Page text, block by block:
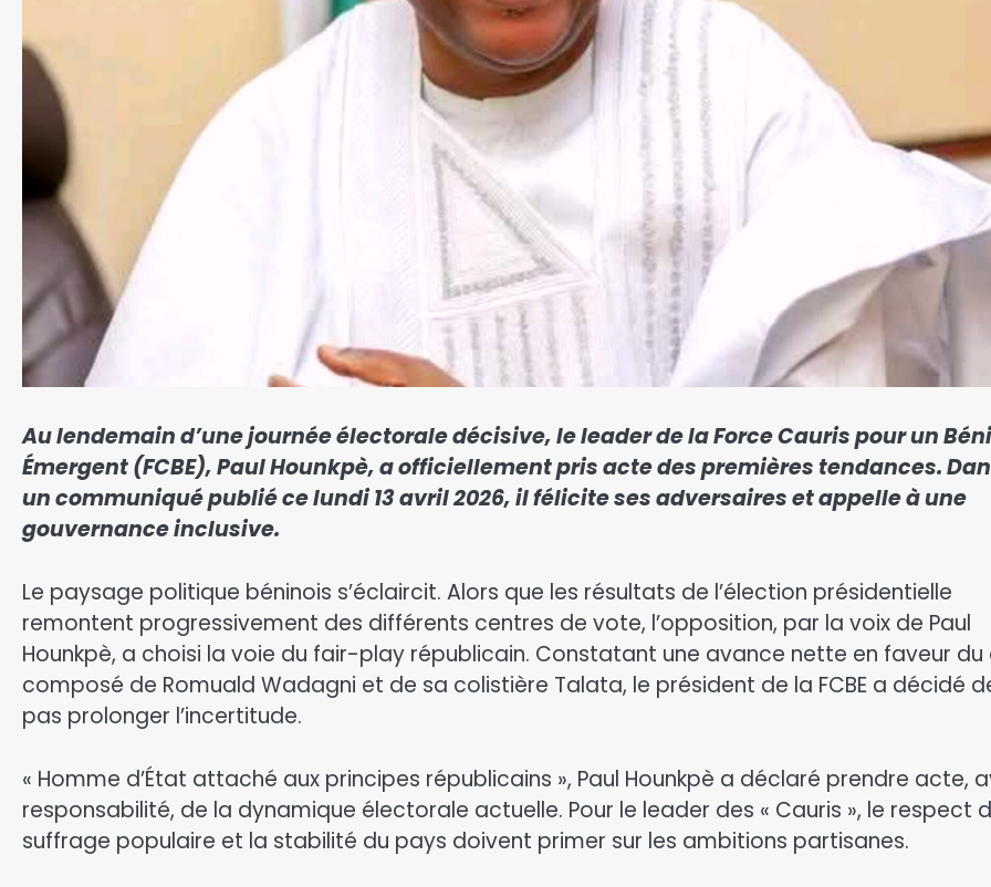
Au lendemain d’une journée électorale décisive, le leader de la Force Cauris pour un
Émergent (FCBE), Paul Hounkpè, a officiellement pris acte des premières tendances.
un communiqué publié ce lundi 13 avril 2026, il félicite ses adversaires et appelle à une
gouvernance inclusive.
​Le paysage politique béninois s’éclaircit. Alors que les résultats de l’élection présidentielle
remontent progressivement des différents centres de vote, l’opposition, par la voix de Paul
Hounkpè, a choisi la voie du fair-play républicain. Constatant une avance nette en faveur du
composé de Romuald Wadagni et de sa colistière Talata, le président de la FCBE a décidé
pas prolonger l’incertitude.
« Homme d’État attaché aux principes républicains », Paul Hounkpè a déclaré prendre acte,
responsabilité, de la dynamique électorale actuelle. Pour le leader des « Cauris », le respect
suffrage populaire et la stabilité du pays doivent primer sur les ambitions partisanes.